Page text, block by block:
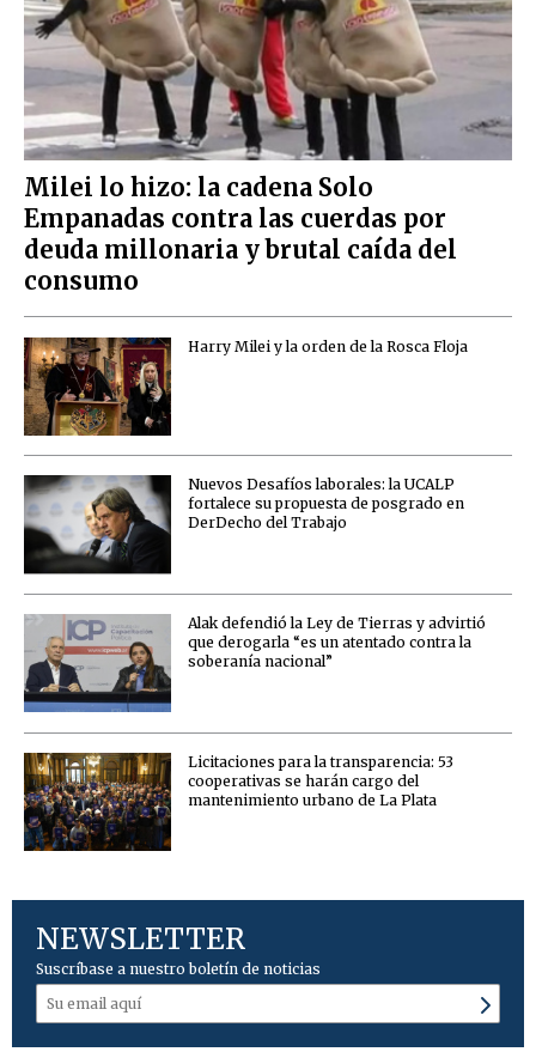
Milei lo hizo: la cadena Solo
Empanadas contra las cuerdas por
deuda millonaria y brutal caída del
consumo
Harry Milei y la orden de la Rosca Floja
Nuevos Desafíos laborales: la UCALP
fortalece su propuesta de posgrado en
DerDecho del Trabajo
Alak defendió la Ley de Tierras y advirtió
que derogarla “es un atentado contra la
soberanía nacional”
Licitaciones para la transparencia: 53
cooperativas se harán cargo del
mantenimiento urbano de La Plata
NEWSLETTER
Suscríbase a nuestro boletín de noticias